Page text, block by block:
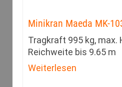
Minikran Maeda MK-
Tragkraft 995 kg, max.
Reichweite bis 9.65 m
Weiterlesen